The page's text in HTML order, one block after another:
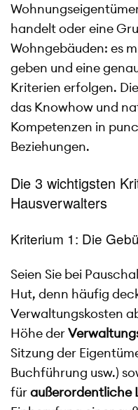
handelt oder eine
Wohngebäuden: es
geben und eine
Kriterien erfolgen.
das Knowhow und
Kompetenzen in
Beziehungen.
Die 3 wichtigsten
Hausverwalters
Kriterium 1: Die
Seien Sie bei
Hut, denn häufig
Verwaltungskosten
Höhe der
Sitzung der
Buchführung usw.)
füraußerordentliche